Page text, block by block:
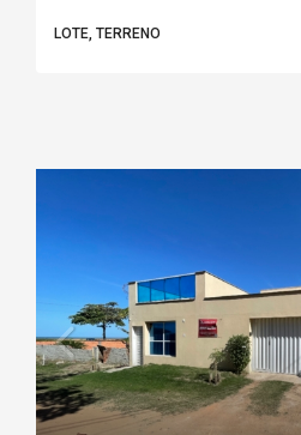
LOTE, TERRENO